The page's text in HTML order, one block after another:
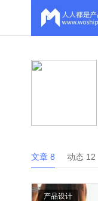
文章 8 动态 12
产品设计